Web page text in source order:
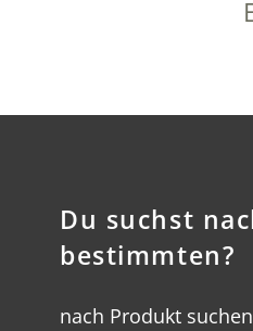
Du suchst
bestimmten?
nach Produkt